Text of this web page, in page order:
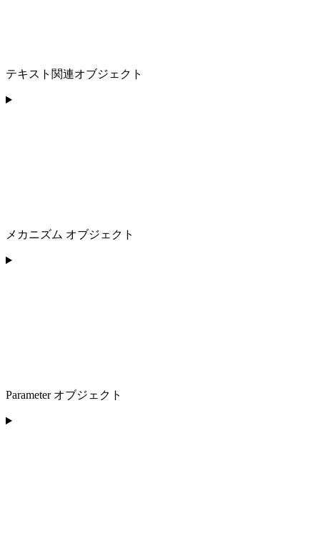
テキスト関連オブジェクト
メカニズム オブジェクト
Parameter オブジェクト